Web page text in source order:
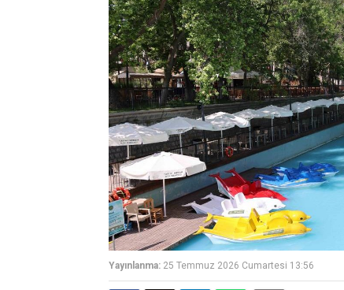
Yayınlanma: 25 Temmuz 2026 Cumartesi 13:56